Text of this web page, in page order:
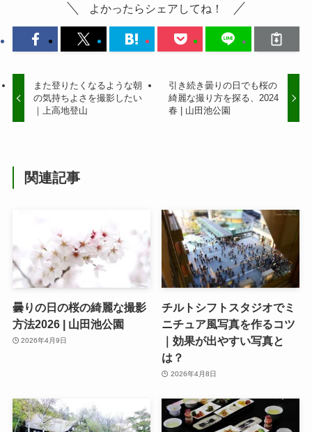
よかったらシェアしてね！
また登りたくなるような朝
の気持ちよさを撮影したい
｜上高地登山
引き続き曇りの日でも桜の
綺麗な撮り方を探る、2024
春 | 山田池公園
関連記事
曇りの日の桜の綺麗な撮影
方法2026 | 山田池公園
2026年4月9日
チルトシフトスタジオでミ
ニチュア風写真を作るコツ
｜効果が出やすい写真と
は？
2026年4月8日